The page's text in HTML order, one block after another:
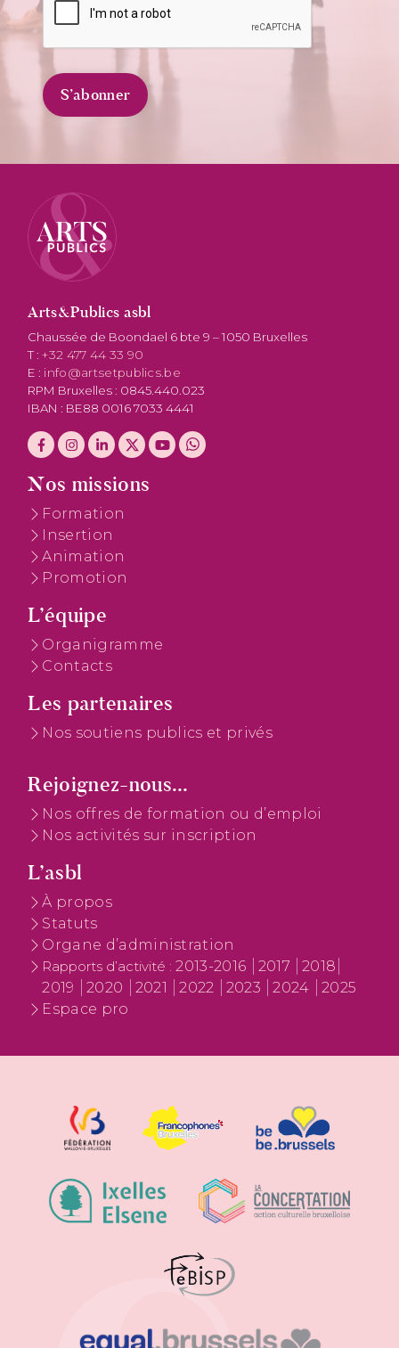
Arts&Publics asbl
Chaussée de Boondael 6 bte 9 – 1050 Bruxelles
T :+32 477 44 33 90
E : info@artsetpublics.be
RPM Bruxelles : 0845.440.023
IBAN : BE88 0016 7033 4441
Nos missions
Formation
Insertion
Animation
Promotion
L’équipe
Organigramme
Contacts
Les partenaires
Nos soutiens publics et privés
Rejoignez-nous...
Nos offres de formation ou d’emploi
Nos activités sur inscription
L’asbl
À propos
Statuts
Organe d’administration
Rapports d’activité :2013-2016 2017
2018
2019
2020 2021 2022 2023 2024
2025
Espace pro